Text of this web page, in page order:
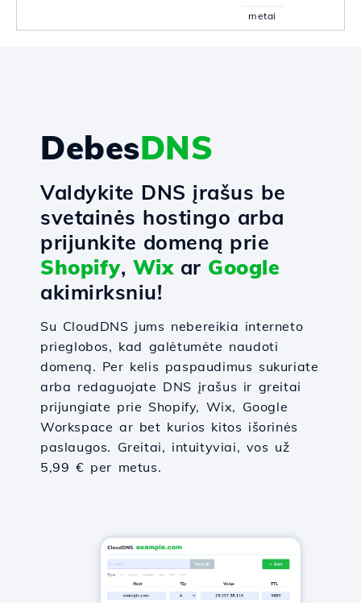
metai
DebesDNS
Valdykite DNS įrašus be
svetainės hostingo arba
prijunkite domeną prie
Shopify, Wixar Google
akimirksniu!
Su CloudDNS jums nebereikia interneto
prieglobos, kad galėtumėte naudoti
domeną. Per kelis paspaudimus sukuriate
arba redaguojate DNS įrašus ir greitai
prijungiate prie Shopify, Wix, Google
Workspace ar bet kurios kitos išorinės
paslaugos. Greitai, intuityviai, vos už
5,99 € per metus.